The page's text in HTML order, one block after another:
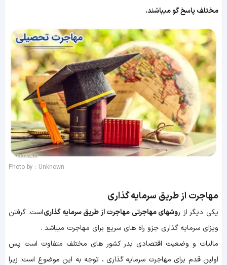
مختلف پاسخ گو میباشند.
Photo by : Unknown
مهاجرت از طریق سرمایه گذاری
یکی دیگر از روشهای مهاجرتی مهاجرت از طریق سرمایه گذاریاست. گرفتن
ویزای سرمایه گذاری جزو راه های سریع برای مهاجرت میباشد .
مالیات و وضعیت اقتصادی بدر کشور های مختلف متفاوت است پس
اولین قدم برای مهاجرت سرمایه گذاری ، توجه به این موضوع است؛ زیرا